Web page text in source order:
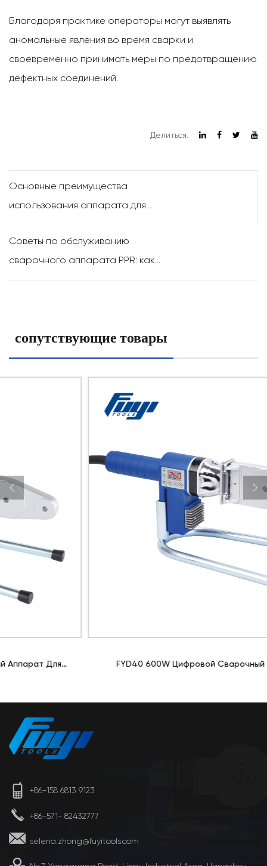
Благодаря практике операторы могут выявлять
аномальные явления во время сварки и
своевременно принимать меры по предотвращению
дефектных соединений.
Делиться:
Основные преимущества
использования аппарата для
пластиковых трубопроводных
систем
Советы по обслуживанию
сварочного аппарата PPR: как
продлить срок службы
сопутствующие товары
FYD40 600W Цифровой Сварочный Аппарат Для
+86-158 6813 9123
+86-571- 82432777
selena.zhong@fuyitools.com